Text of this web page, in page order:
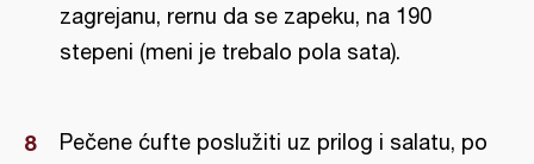
zagrejanu, rernu da se zapeku, na 190
stepeni (meni je trebalo pola sata).
Pečene ćufte poslužiti uz prilog i salatu, po